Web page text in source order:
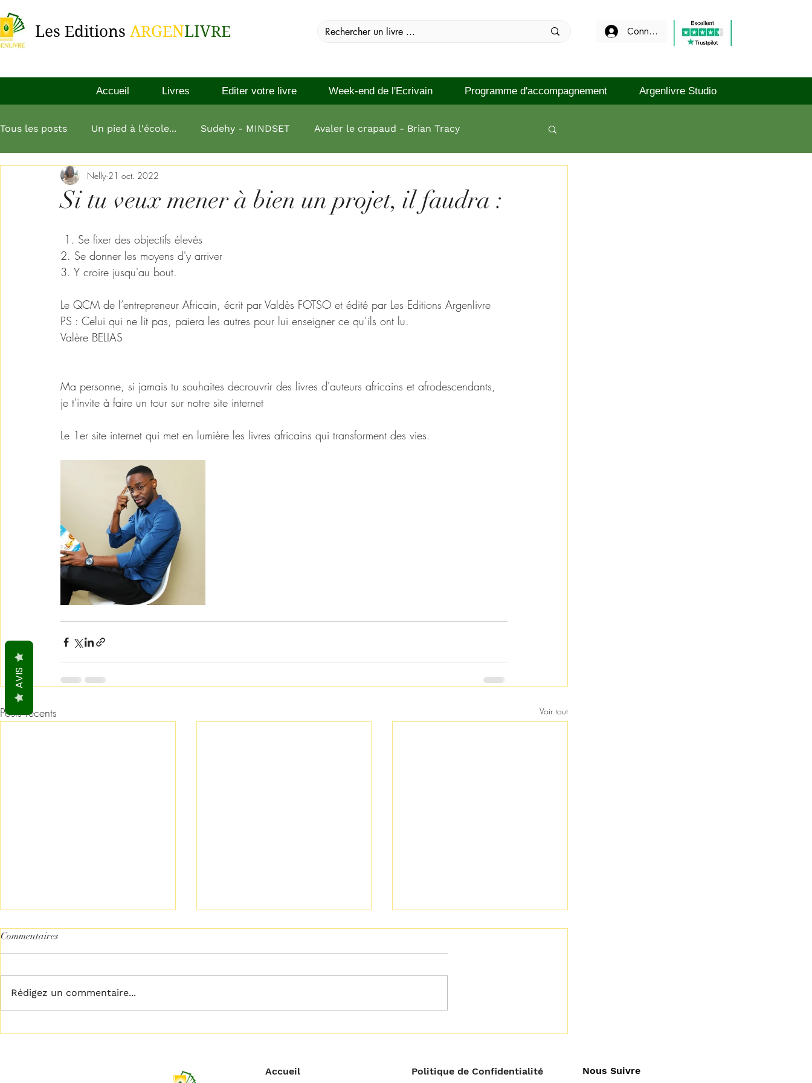
Les Editions ARGENLIVRE Connexion
Accueil Livres Editer votre livre Week-end de l'Ecrivain Programme d'accompagnement Argenlivre Studio
Tous les posts Un pied à l'école... Sudehy - MINDSET Avaler le crapaud - Brian Tracy
L'esprit millionnaire Aliko Dangote
Si tu veux mener à bien un projet, il faudra :
Nelly 21 oct. 2022
1. Se fixer des objectifs élevés
2. Se donner les moyens d'y arriver
3. Y croire jusqu'au bout.
Le QCM de l’entrepreneur Africain, écrit par Valdès FOTSO et édité par Les Editions Argenlivre
PS : Celui qui ne lit pas, paiera les autres pour lui enseigner ce qu’ils ont lu.
Valère BELIAS
Ma personne, si jamais tu souhaites decrouvrir des livres d'auteurs africains et afrodescendants,
je t'invite à faire un tour sur notre site internet
Le 1er site internet qui met en lumière les livres africains qui transforment des vies.
Posts récents Voir tout
Commentaires
Rédigez un commentaire...
Accueil Politique de Confidentialité Nous Suivre
AVIS